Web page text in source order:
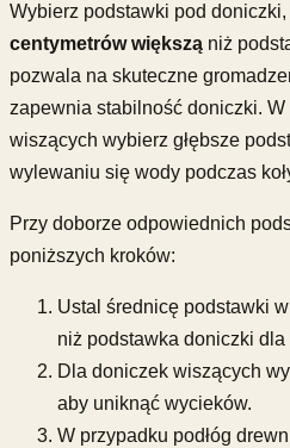
Wybierz podstawki pod
centymetrów większą niż
pozwala na skuteczne
zapewnia stabilność doniczki.
wiszących wybierz głębsze
wylewaniu się wody podczas
Przy doborze odpowiednich
poniższych kroków:
Ustal średnicę podstawki
niż podstawka doniczki dla
Dla doniczek wiszących
aby uniknąć wycieków.
W przypadku podłóg